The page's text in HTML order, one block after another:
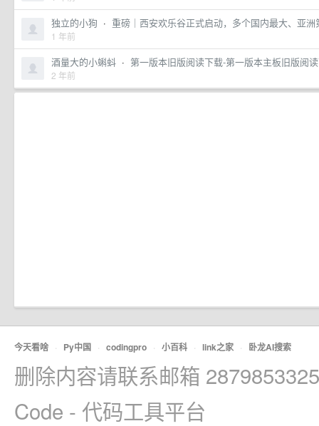
独立的小狗 · 重磅｜西安欢乐谷正式启动，多个国内最大、亚洲
1 年前
酒量大的小蝌蚪 · 第一版本旧版阅读下载-第一版本主板旧版阅
2 年前
今天看啥 · Py中国 · codingpro · 小百科 · link之家 · 卧龙AI搜索
删除内容请联系邮箱
Code - 代码工具平台